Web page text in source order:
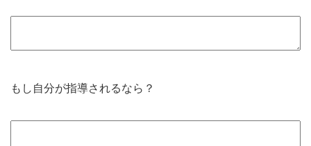
もし自分が指導されるなら？